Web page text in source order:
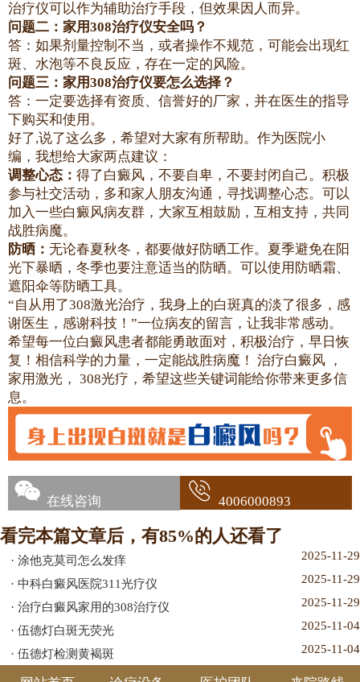
治疗仪可以作为辅助治疗手段，但效果因人而异。
问题二：家用308治疗仪安全吗？
答：如果剂量控制不当，或者操作不规范，可能会出现红
斑、水泡等不良反应，存在一定的风险。
问题三：家用308治疗仪要怎么选择？
答：一定要选择有资质、信誉好的厂家，并在医生的指导
下购买和使用。
好了,说了这么多，希望对大家有所帮助。作为医院小
编，我想给大家两点建议：
调整心态： 得了白癜风，不要自卑，不要封闭自己。积极
参与社交活动，多和家人朋友沟通，寻找调整心态。可以
加入一些白癜风病友群，大家互相鼓励，互相支持，共同
战胜病魔。
防晒： 无论春夏秋冬，都要做好防晒工作。夏季避免在阳
光下暴晒，冬季也要注意适当的防晒。可以使用防晒霜、
遮阳伞等防晒工具。
“自从用了308激光治疗，我身上的白斑真的淡了很多，感
谢医生，感谢科技！”一位病友的留言，让我非常感动。
希望每一位白癜风患者都能勇敢面对，积极治疗，早日恢
复！相信科学的力量，一定能战胜病魔！ 治疗白癜风 ，
家用激光， 308光疗，希望这些关键词能给你带来更多信
息。
在线咨询 4006000893
看完本篇文章后，有85%的人还看了
·涂他克莫司怎么发痒 2025-11-29
·中科白癜风医院311光疗仪 2025-11-29
·治疗白癜风家用的308治疗仪 2025-11-29
·伍德灯白斑无荧光 2025-11-04
·伍德灯检测黄褐斑 2025-11-04